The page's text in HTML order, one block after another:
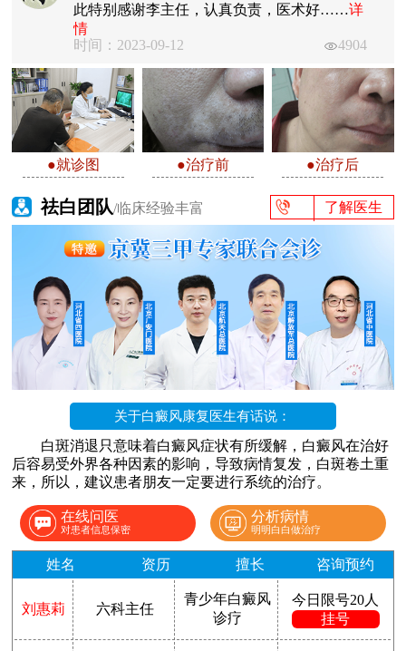
此特别感谢李主任，认真负责，医术好……详
情
时间：2023-09-12
4904
●就诊图 ●治疗前 ●治疗后
祛白团队/临床经验丰富 了解医生
关于白癜风康复医生有话说：
白斑消退只意味着白癜风症状有所缓解，白癜风在治好
后容易受外界各种因素的影响，导致病情复发，白斑卷土重
来，所以，建议患者朋友一定要进行系统的治疗。
在线问医
对患者信息保密
分析病情
明明白白做治疗
姓名 资历 擅长 咨询预约
刘惠莉 六科主任
青少年白癜风
诊疗
今日限号20人
挂号